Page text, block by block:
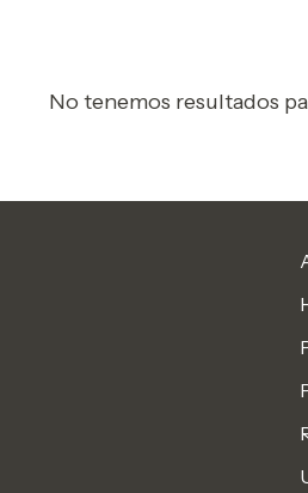
No tenemos resultados